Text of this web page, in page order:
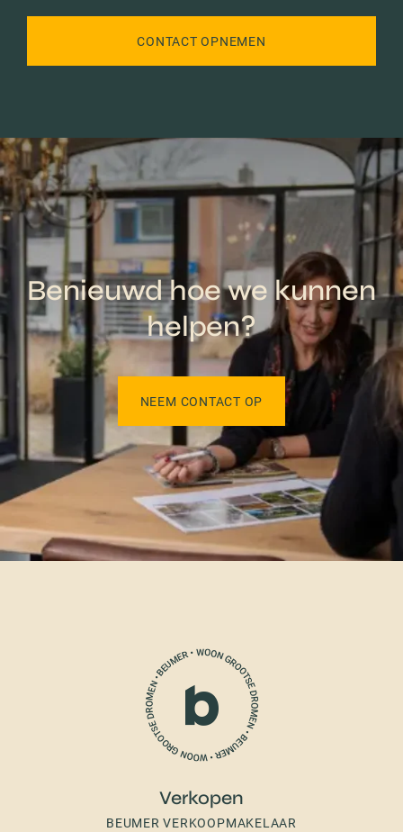
CONTACT OPNEMEN
Benieuwd hoe we kunnen
helpen?
NEEM CONTACT OP
Verkopen
BEUMER VERKOOPMAKELAAR